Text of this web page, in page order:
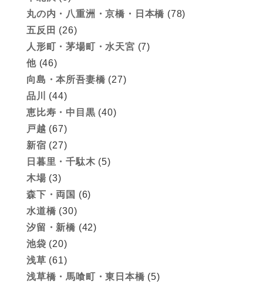
丸の内・八重洲・京橋・日本橋 (78)
五反田 (26)
人形町・茅場町・水天宮 (7)
他(46)
向島・本所吾妻橋 (27)
品川
(44)
恵比寿・中目黒 (40)
戸越 (67)
新宿 (27)
日暮里・千駄木 (5)
木場 (3)
森下・両国 (6)
水道橋 (30)
汐留・新橋 (42)
池袋 (20)
浅草 (61)
浅草橋・馬喰町・東日本橋 (5)